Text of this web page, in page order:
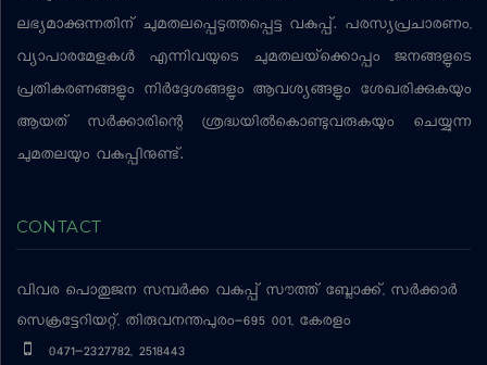
ലഭ്യമാക്കുന്നതിന് ചുമതലപ്പെടുത്തപ്പെട്ട വകുപ്പ്. പരസ്യപ്രചാരണം,
വ്യാപാരമേളകള്‍ എന്നിവയുടെ ചുമതലയ്‌ക്കൊപ്പം ജനങ്ങളുടെ
പ്രതികരണങ്ങളും നിര്‍ദ്ദേശങ്ങളും ആവശ്യങ്ങളും ശേഖരിക്കുകയും
ആയത് സര്‍ക്കാരിന്റെ ശ്രദ്ധയില്‍കൊണ്ടുവരുകയും ചെയ്യുന്ന
ചുമതലയും വകുപ്പിനുണ്ട്.
CONTACT
വിവര പൊതുജന സമ്പര്‍ക്ക വകുപ്പ് സൗത്ത് ബ്ലോക്ക്, സര്‍ക്കാര്‍
സെക്രട്ടേറിയറ്റ്, തിരുവനന്തപുരം-695 001, കേരളം
0471-2327782, 2518443